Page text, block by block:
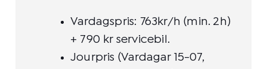
Vardagspris: 763kr/h (min. 2h)
+ 790 kr servicebil.
Jourpris (Vardagar 15-07,